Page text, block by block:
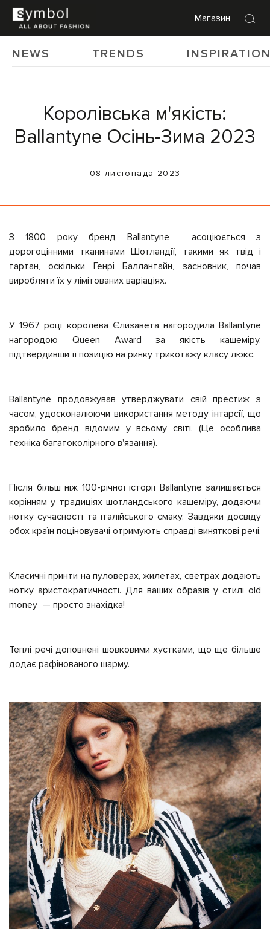
Магазин
NEWS TRENDS
Королівська м'якість:
Ballantyne Осінь-Зима 2023
08 листопада 2023
З 1800 року бренд Ballantyne асоціюється з
дорогоцінними тканинами Шотландії, такими як твід і
тартан, оскільки Генрі Баллантайн, засновник, почав
виробляти їх у лімітованих варіаціях.
У 1967 році королева Єлизавета нагородила Ballantyne
нагородою Queen Award за якість кашеміру,
підтвердивши її позицію на ринку трикотажу класу люкс.
Ballantyne продовжував утверджувати свій престиж з
часом, удосконалюючи використання методу інтарсії, що
зробило бренд відомим у всьому світі. (Це особлива
техніка багатоколірного в'язання).
Після більш ніж 100-річної історії Ballantyne залишається
корінням у традиціях шотландського кашеміру, додаючи
нотку сучасності та італійського смаку. Завдяки досвіду
обох країн поціновувачі отримують справді виняткові речі.
Класичні принти на пуловерах, жилетах, светрах додають
нотку аристократичності. Для ваших образів у стилі old
money — просто знахідка!
Теплі речі доповнені шовковими хустками, що ще більше
додає рафінованого шарму.